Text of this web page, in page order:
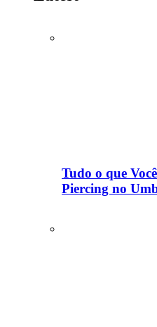
Tudo o que
Piercing no